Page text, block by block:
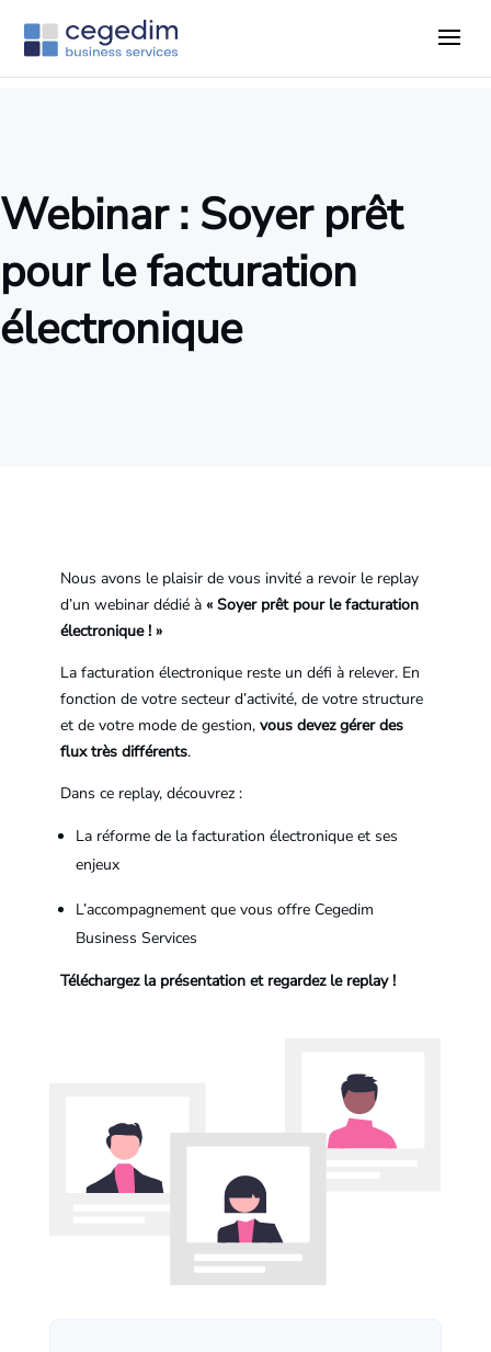
Webinar : Soyer prêt
pour le facturation
électronique
Nous avons le plaisir de vous invité a revoir le replay
d’un webinar dédié à « Soyer prêt pour le facturation
électronique ! »
La facturation électronique reste un défi à relever. En
fonction de votre secteur d’activité, de votre structure
et de votre mode de gestion, vous devez gérer des
flux très différents.
Dans ce replay, découvrez :
La réforme de la facturation électronique et ses
enjeux
L’accompagnement que vous offre Cegedim
Business Services
Téléchargez la présentation et regardez le replay !